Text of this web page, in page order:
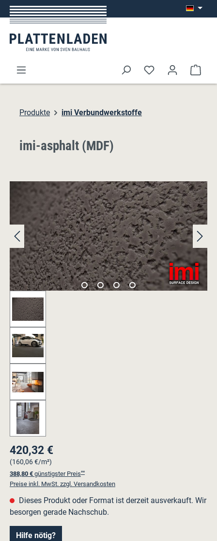
Zum Hauptinhalt springen
Produkte imi Verbundwerkstoffe
imi-asphalt (MDF)
Bildergalerie überspringen
Regulärer Preis:
420,32 €
(160,06 €/m²)
388,80 € günstigster Preis**
Preise inkl. MwSt. zzgl. Versandkosten
Dieses Produkt oder Format ist derzeit ausverkauft. Wir
besorgen gerade Nachschub.
Hilfe nötig?